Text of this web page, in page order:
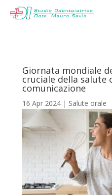
Giornata mondiale
cruciale della salute
comunicazione
16 Apr 2024| Salute orale